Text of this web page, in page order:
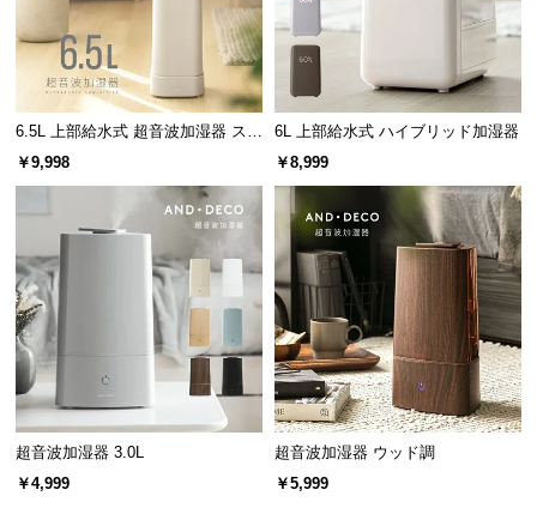
6.5L 上部給水式 超音波加湿器 ステ
ンレス振動子モデル
￥9,998
6L 上部給水式 ハイブリッド加湿器
￥8,999
超音波加湿器 3.0L
￥4,999
超音波加湿器 ウッド調
￥5,999